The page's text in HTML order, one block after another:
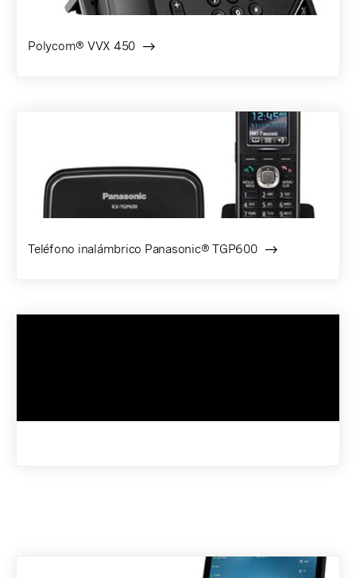
Polycom® VVX 450
Teléfono inalámbrico Panasonic® TGP600